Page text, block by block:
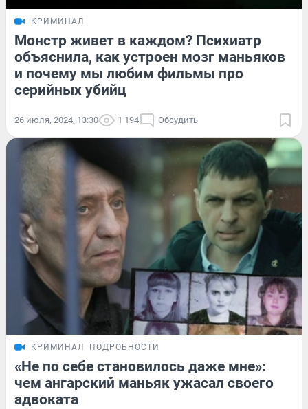
КРИМИНАЛ
Монстр живет в каждом? Психиатр
объяснила, как устроен мозг маньяков
и почему мы любим фильмы про
серийных убийц
26 июля, 2024, 13:30 1 194 Обсудить
КРИМИНАЛ ПОДРОБНОСТИ
«Не по себе становилось даже мне»:
чем ангарский маньяк ужасал своего
адвоката